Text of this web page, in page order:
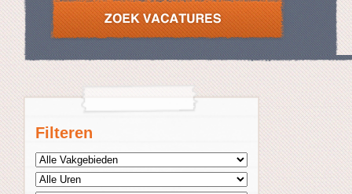
Filteren